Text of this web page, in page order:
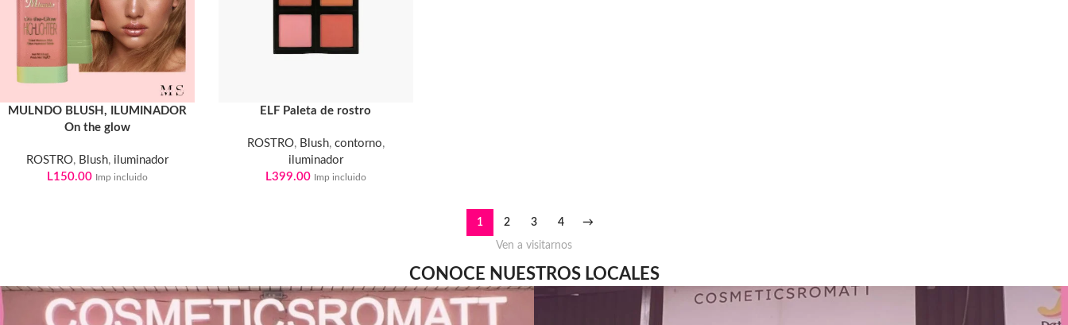
MULNDO BLUSH, ILUMINADOR
On the glow
ROSTRO, Blush, iluminador
L150.00 Imp incluido
ELF Paleta de rostro
ROSTRO, Blush, contorno,
iluminador
L399.00 Imp incluido
1 2 3 4 →
Ven a visitarnos
CONOCE NUESTROS LOCALES